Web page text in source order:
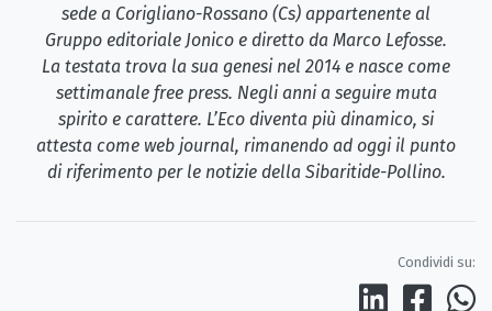
sede a Corigliano-Rossano (Cs) appartenente al
Gruppo editoriale Jonico e diretto da Marco Lefosse.
La testata trova la sua genesi nel 2014 e nasce come
settimanale free press. Negli anni a seguire muta
spirito e carattere. L’Eco diventa più dinamico, si
attesta come web journal, rimanendo ad oggi il punto
di riferimento per le notizie della Sibaritide-Pollino.
Condividi su: